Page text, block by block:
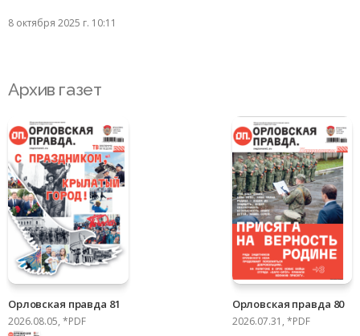
8 октября 2025 г. 10:11
Архив газет
Орловская правда 81
2026.08.05, *PDF
Орловская правда 80
2026.07.31, *PDF